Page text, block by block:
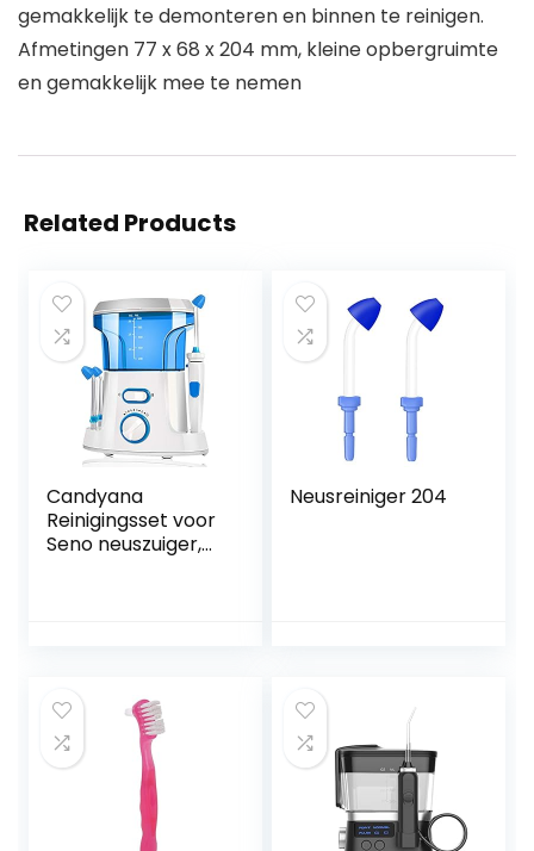
gemakkelijk te demonteren en binnen te reinigen.
Afmetingen 77 x 68 x 204 mm, kleine opbergruimte
en gemakkelijk mee te nemen
Related Products
Candyana
Reinigingsset voor
Seno neuszuiger,
Neusreiniger 204